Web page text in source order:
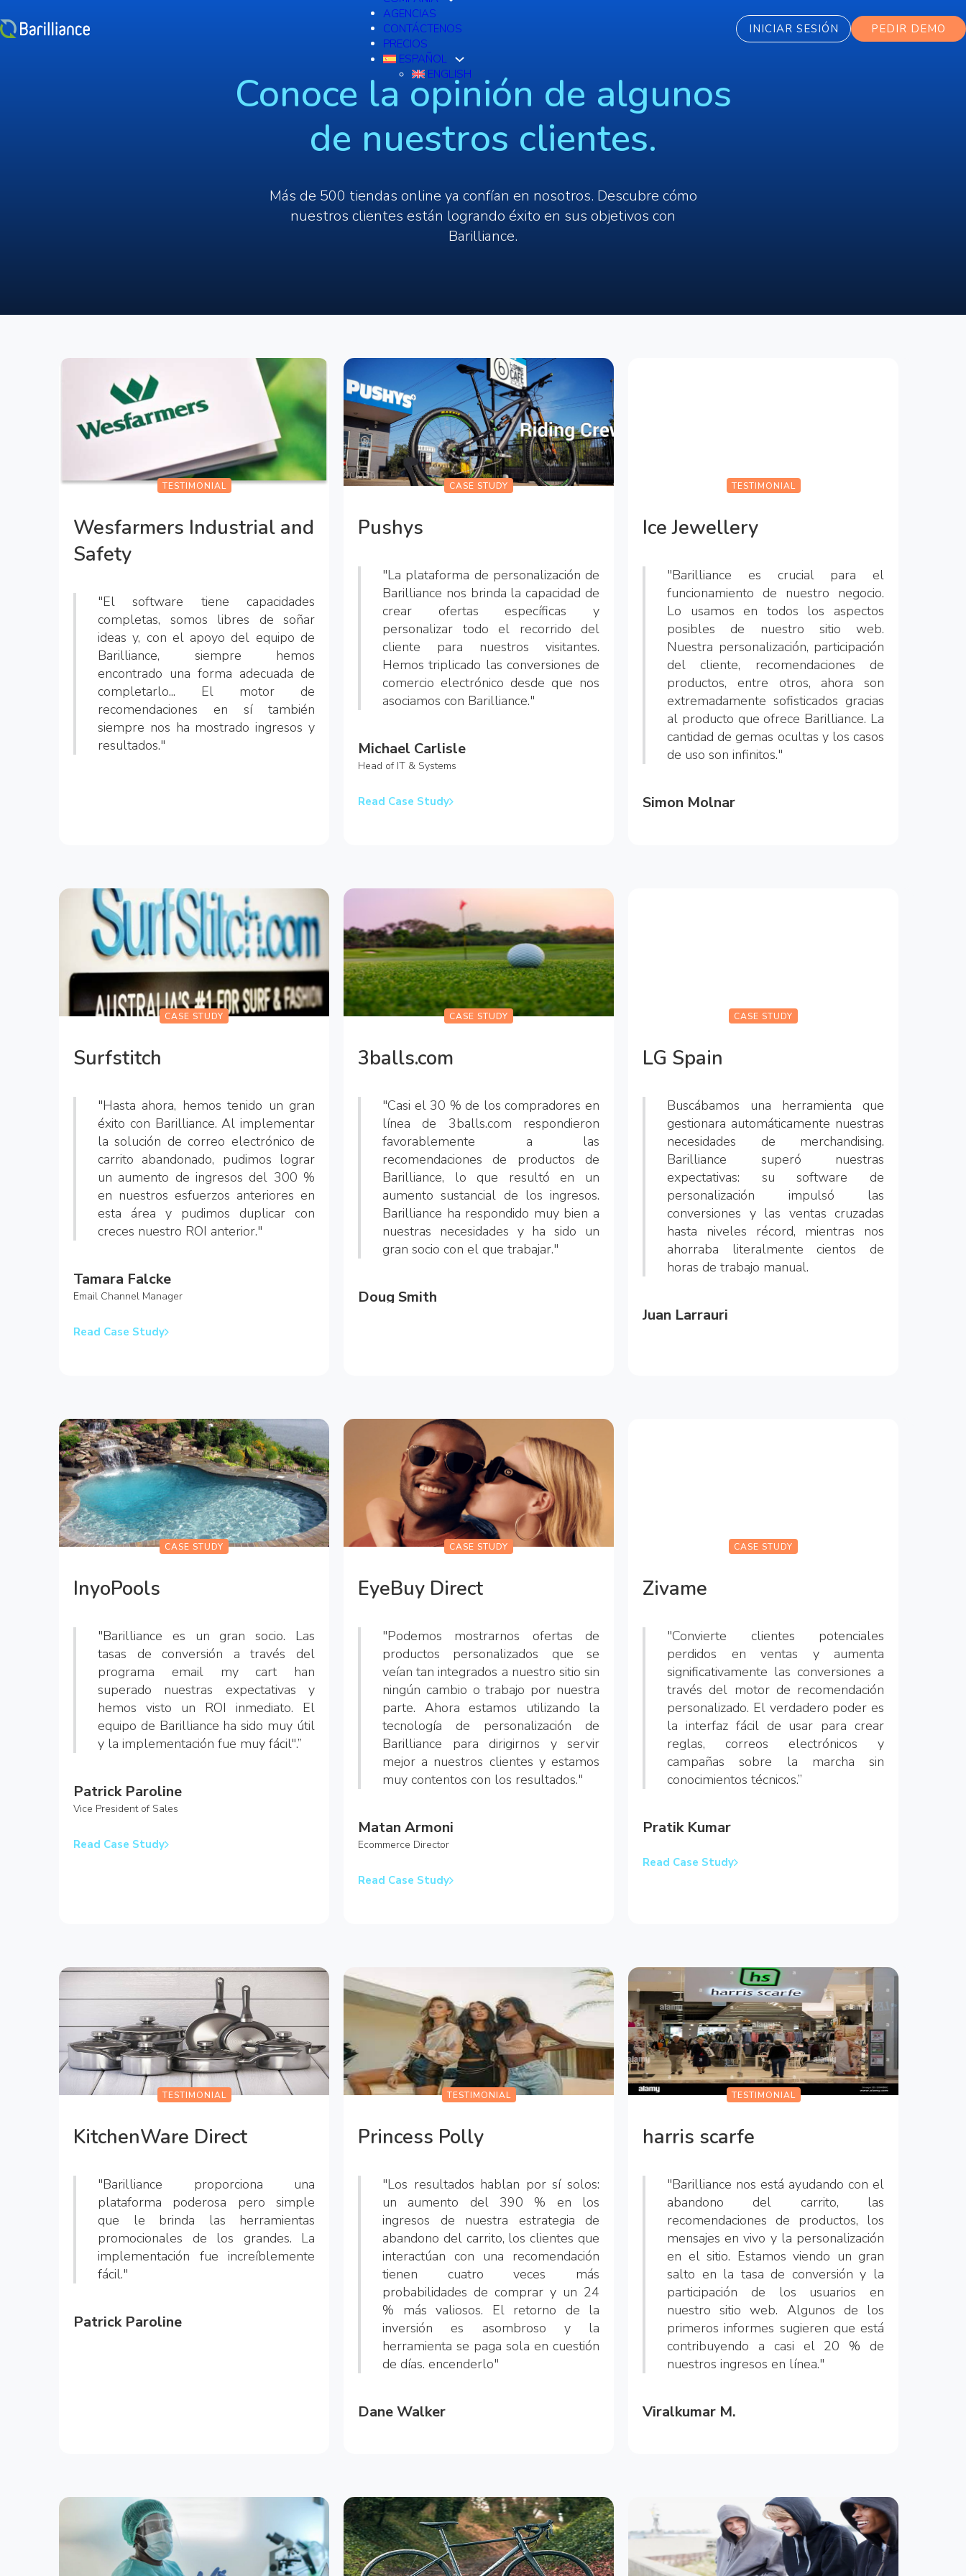
AGENCIAS
CONTÁCTENOS
PRECIOS
ESPAÑOL
ENGLISH
INICIAR SESIÓN PEDIR DEMO
Conoce la opinión de algunos
de nuestros clientes.
Más de 500 tiendas online ya confían en nosotros. Descubre cómo
nuestros clientes están logrando éxito en sus objetivos con
Barilliance.
TESTIMONIAL
Wesfarmers Industrial and
Safety
"El software tiene capacidades
completas, somos libres de soñar
ideas y, con el apoyo del equipo de
Barilliance, siempre hemos
encontrado una forma adecuada de
completarlo... El motor de
recomendaciones en sí también
siempre nos ha mostrado ingresos y
resultados."
CASE STUDY
Pushys
"La plataforma de personalización de
Barilliance nos brinda la capacidad de
crear ofertas específicas y
personalizar todo el recorrido del
cliente para nuestros visitantes.
Hemos triplicado las conversiones de
comercio electrónico desde que nos
asociamos con Barilliance."
Michael Carlisle
Head of IT & Systems
Read Case Study
TESTIMONIAL
Ice Jewellery
"Barilliance es crucial para el
funcionamiento de nuestro negocio.
Lo usamos en todos los aspectos
posibles de nuestro sitio web.
Nuestra personalización, participación
del cliente, recomendaciones de
productos, entre otros, ahora son
extremadamente sofisticados gracias
al producto que ofrece Barilliance. La
cantidad de gemas ocultas y los casos
de uso son infinitos."
Simon Molnar
CASE STUDY
Surfstitch
"Hasta ahora, hemos tenido un gran
éxito con Barilliance. Al implementar
la solución de correo electrónico de
carrito abandonado, pudimos lograr
un aumento de ingresos del 300 %
en nuestros esfuerzos anteriores en
esta área y pudimos duplicar con
creces nuestro ROI anterior."
Tamara Falcke
Email Channel Manager
Read Case Study
CASE STUDY
3balls.com
"Casi el 30 % de los compradores en
línea de 3balls.com respondieron
favorablemente a las
recomendaciones de productos de
Barilliance, lo que resultó en un
aumento sustancial de los ingresos.
Barilliance ha respondido muy bien a
nuestras necesidades y ha sido un
gran socio con el que trabajar."
Doug Smith
CASE STUDY
LG Spain
Buscábamos una herramienta que
gestionara automáticamente nuestras
necesidades de merchandising.
Barilliance superó nuestras
expectativas: su software de
personalización impulsó las
conversiones y las ventas cruzadas
hasta niveles récord, mientras nos
ahorraba literalmente cientos de
horas de trabajo manual.
Juan Larrauri
CASE STUDY
InyoPools
"Barilliance es un gran socio. Las
tasas de conversión a través del
programa email my cart han
superado nuestras expectativas y
hemos visto un ROI inmediato. El
equipo de Barilliance ha sido muy útil
y la implementación fue muy fácil".”
Patrick Paroline
Vice President of Sales
Read Case Study
CASE STUDY
EyeBuy Direct
"Podemos mostrarnos ofertas de
productos personalizados que se
veían tan integrados a nuestro sitio sin
ningún cambio o trabajo por nuestra
parte. Ahora estamos utilizando la
tecnología de personalización de
Barilliance para dirigirnos y servir
mejor a nuestros clientes y estamos
muy contentos con los resultados."
Matan Armoni
Ecommerce Director
Read Case Study
CASE STUDY
Zivame
"Convierte clientes potenciales
perdidos en ventas y aumenta
significativamente las conversiones a
través del motor de recomendación
personalizado. El verdadero poder es
la interfaz fácil de usar para crear
reglas, correos electrónicos y
campañas sobre la marcha sin
conocimientos técnicos.”
Pratik Kumar
Read Case Study
TESTIMONIAL
KitchenWare Direct
"Barilliance proporciona una
plataforma poderosa pero simple
que le brinda las herramientas
promocionales de los grandes. La
implementación fue increíblemente
fácil."
Patrick Paroline
TESTIMONIAL
Princess Polly
"Los resultados hablan por sí solos:
un aumento del 390 % en los
ingresos de nuestra estrategia de
abandono del carrito, los clientes que
interactúan con una recomendación
tienen cuatro veces más
probabilidades de comprar y un 24
% más valiosos. El retorno de la
inversión es asombroso y la
herramienta se paga sola en cuestión
de días. encenderlo"
Dane Walker
TESTIMONIAL
harris scarfe
"Barilliance nos está ayudando con el
abandono del carrito, las
recomendaciones de productos, los
mensajes en vivo y la personalización
en el sitio. Estamos viendo un gran
salto en la tasa de conversión y la
participación de los usuarios en
nuestro sitio web. Algunos de los
primeros informes sugieren que está
contribuyendo a casi el 20 % de
nuestros ingresos en línea."
Viralkumar M.